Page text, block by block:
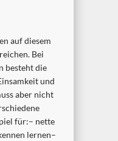
auf diesem
Bei
besteht die
und
aber nicht
für:– nette
lernen–